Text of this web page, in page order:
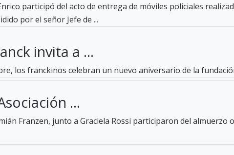
participó del acto de entrega de móviles policiales
por el señor Jefe de ...
invita a ...
los franckinos celebran un nuevo aniversario de la
...
Franzen, junto a Graciela Rossi participaron del almuerzo